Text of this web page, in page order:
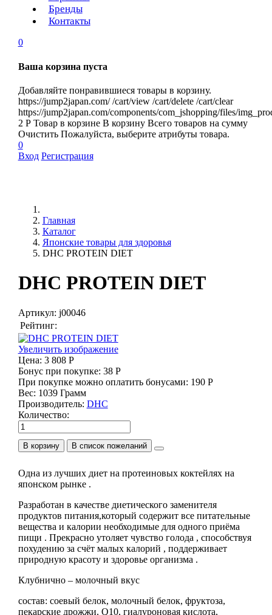
Бренды
Контакты
0
Ваша корзина пуста
Добавляйте понравившиеся товары в корзину.
https://jump2japan.com/ /cart/view /cart/delete /cart/clear
https://jump2japan.com/components/com_jshopping/files/
2 Р Товар в корзине В корзину Всего товаров на сумму
Очистить Пожалуйста, выберите атрибуты товара.
0
Вход Регистрация
Главная
Каталог
Японские товары для здоровья
DHC PROTEIN DIET
DHC PROTEIN DIET
Артикул: j00046
Рейтинг:
Увеличить изображение
Цена: 3 808 Р
Бонус при покупке: 38 Р
При покупке можно оплатить бонусами: 190 Р
Вес: 1039 Грамм
Производитель: DHC
Количество:
В корзину
Одна из лучших диет на протеиновых коктейлях на
японском рынке .
Разработан в качестве диетического заменителя
продуктов питания,который содержит все питательные
вещества и калории необходимые для одного приёма
пищи . Прекрасно утоляет чувство голода , способствуя
похудению за счёт малых калорий , поддерживает
природную красоту и здоровье организма .
Клубнично – молочный вкус
состав: соевый белок, молочный белок, фруктоза,
пекарские дрожжи, Q10, гиалуроновая кислота,